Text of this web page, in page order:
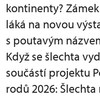
kontinenty?
láká na novou
s poutavým
Když se šlechta
součástí projektu
rodů 2026: Šlechta